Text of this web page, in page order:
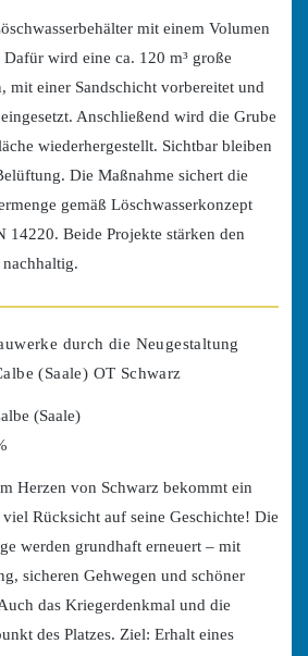
mit einem Volumen
wird eine ca. 120 m³ große
mit einer Sandschicht vorbereitet und
Anschließend wird die Grube
wiederhergestellt. Sichtbar bleiben
Die Maßnahme sichert die
gemäß Löschwasserkonzept
14220. Beide Projekte stärken den
durch die Neugestaltung
(Saale) OT Schwarz
(Saale)
Herzen von Schwarz bekommt ein
viel Rücksicht auf seine Geschichte! Die
werden grundhaft erneuert – mit
sicheren Gehwegen und schöner
das Kriegerdenkmal und die
des Platzes. Ziel: Erhalt eines